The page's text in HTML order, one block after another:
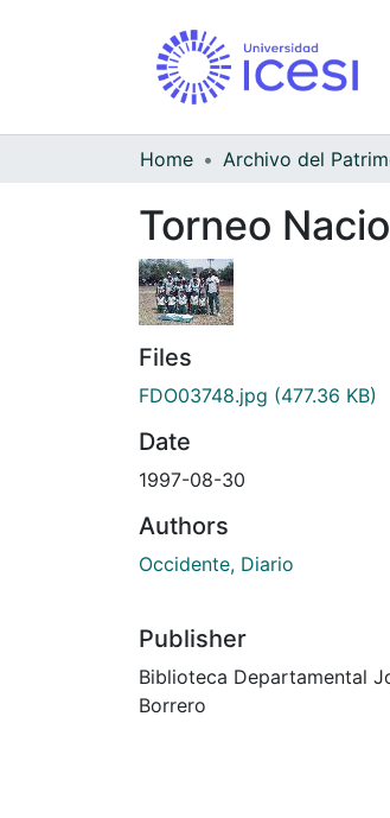
Home
Torneo
Files
FDO03748.jpg (477.36 KB)
Date
1997-08-30
Authors
Occidente, Diario
Publisher
Biblioteca Departamental
Borrero